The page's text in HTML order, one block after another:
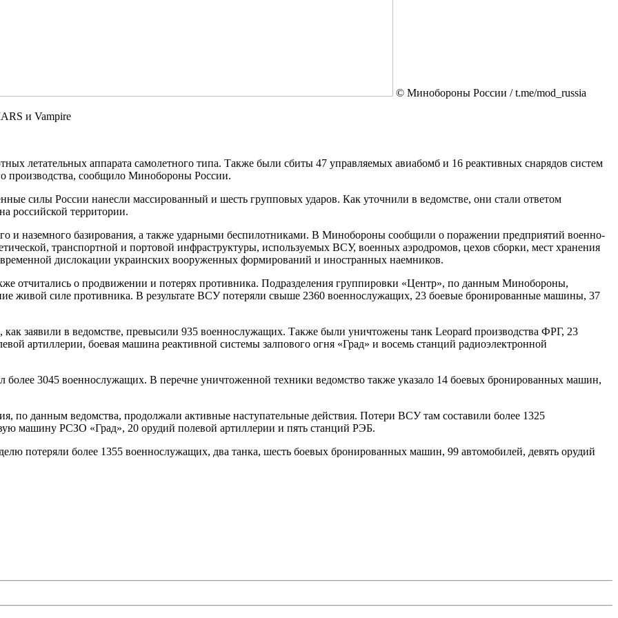
© Минобороны России / t.me/mod_russia
и Vampire
летательных аппарата самолетного типа. Также были сбиты 47 управляемых авиабомб и 16 реактивных снарядов систем
производства, сообщило Минобороны России.
силы России нанесли массированный и шесть групповых ударов. Как уточнили в ведомстве, они стали ответом
российской территории.
и наземного базирования, а также ударными беспилотниками. В Минобороны сообщили о поражении предприятий военно-
транспортной и портовой инфраструктуры, используемых ВСУ, военных аэродромов, цехов сборки, мест хранения
дислокации украинских вооруженных формирований и иностранных наемников.
отчитались о продвижении и потерях противника. Подразделения группировки «Центр», по данным Минобороны,
живой силе противника. В результате ВСУ потеряли свыше 2360 военнослужащих, 23 боевые бронированные машины, 37
заявили в ведомстве, превысили 935 военнослужащих. Также были уничтожены танк Leopard производства ФРГ, 23
артиллерии, боевая машина реактивной системы залпового огня «Град» и восемь станций радиоэлектронной
более 3045 военнослужащих. В перечне уничтоженной техники ведомство также указало 14 боевых бронированных машин,
по данным ведомства, продолжали активные наступательные действия. Потери ВСУ там составили более 1325
машину РСЗО «Град», 20 орудий полевой артиллерии и пять станций РЭБ.
потеряли более 1355 военнослужащих, два танка, шесть боевых бронированных машин, 99 автомобилей, девять орудий